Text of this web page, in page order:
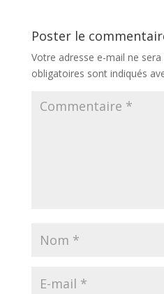
Poster le
Votre adresse e-mail ne sera
obligatoires sont indiqués